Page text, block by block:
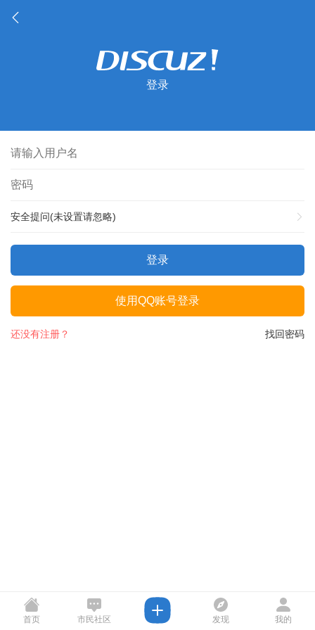
登录
安全提问(未设置请忽略)
登录
使用QQ账号登录
找回密码
还没有注册？
首页 市民社区 发现 我的